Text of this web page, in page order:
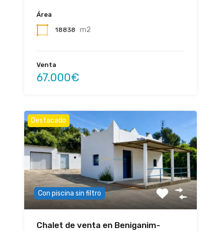
Área
18838 m2
Venta
67.000€
Destacado
Con piscina sin filtro
Chalet de venta en Beniganim-